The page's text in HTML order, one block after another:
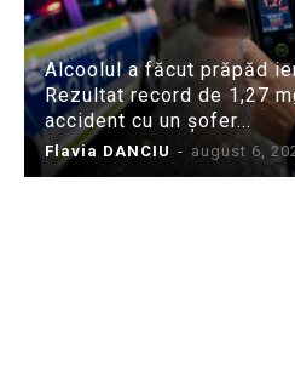
Alcoolul a făcut prăpăd
Rezultat record de 1,27
accident cu un șofer...
Flavia DANCIU - august 6,